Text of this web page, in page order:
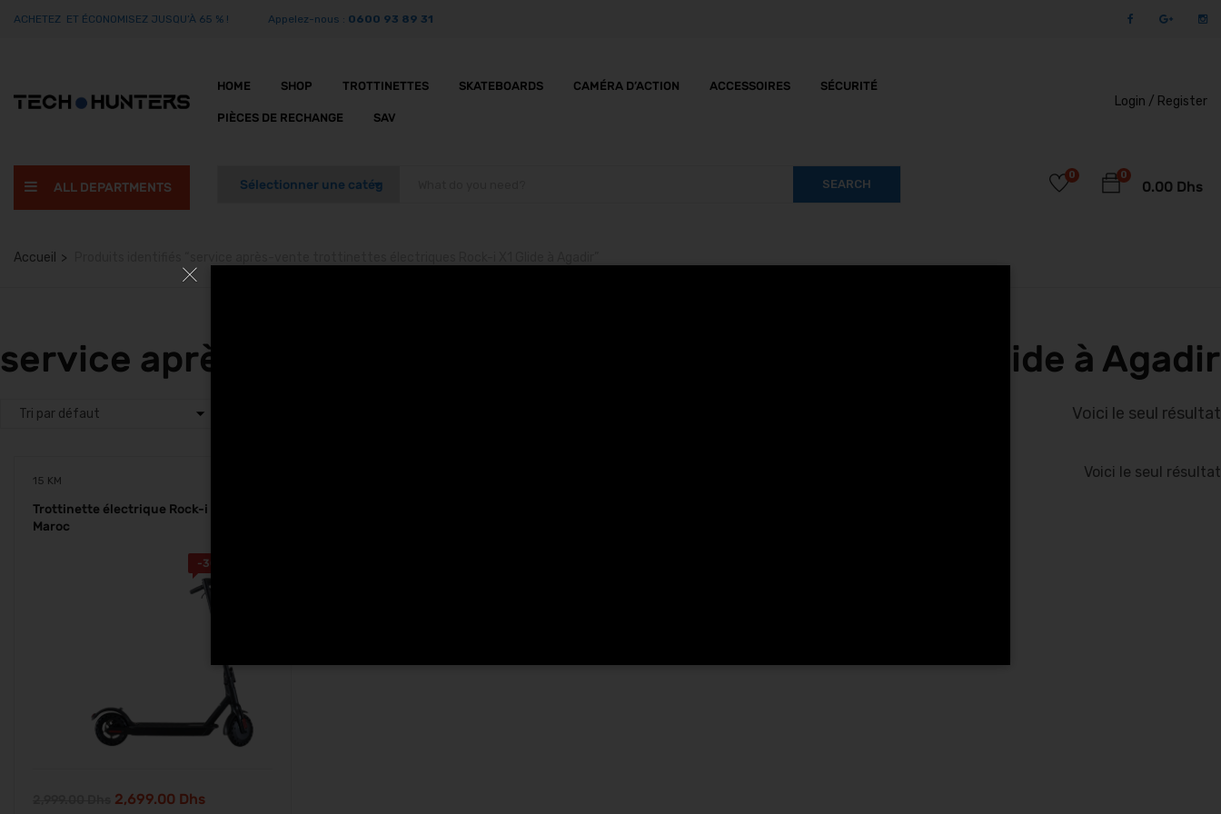
ACHETEZ ET ÉCONOMISEZ JUSQU’À 65 % ! Appelez-nous : 0600 93 89 31
HOME SHOP TROTTINETTES SKATEBOARDS CAMÉRA D’ACTION ACCESSOIRES SÉCURITÉ
PIÈCES DE RECHANGE SAV
Login / Register
ALL DEPARTMENTS SEARCH
0
0.00 Dhs
0
Accueil
service après-vente trottinettes électriques Rock-i X1 Glide à Agadir
Voici le seul résultat
15 KM
Trottinette électrique Rock-i X1 Glide
Maroc
-300.00
2,699.00 Dhs
Voici le seul résultat